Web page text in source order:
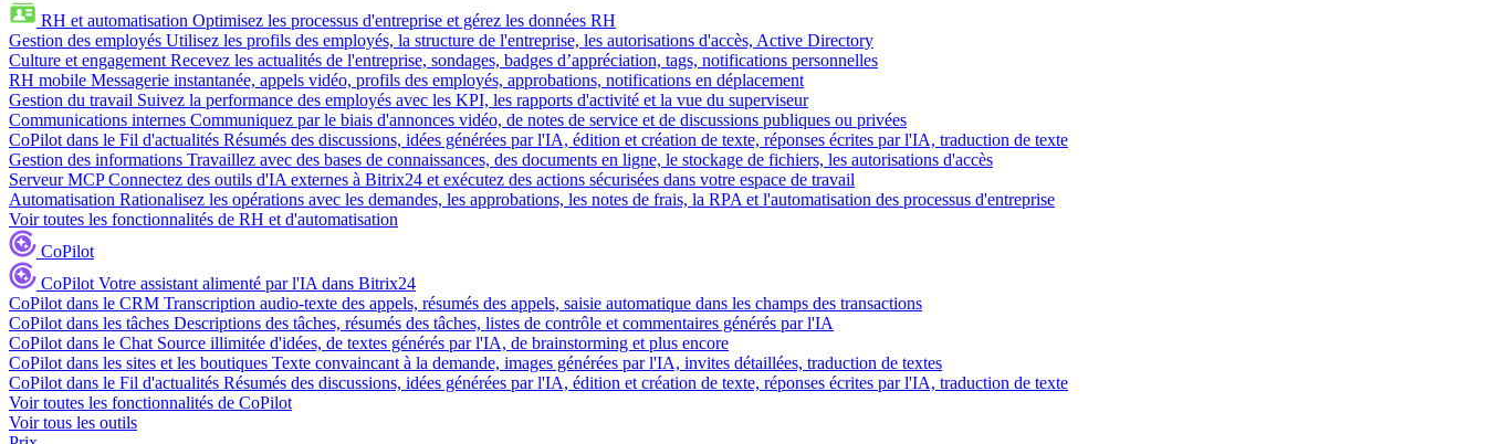
RH et automatisation Optimisez les processus d'entreprise et gérez les données RH
Gestion des employés Utilisez les profils des employés, la structure de l'entreprise, les autorisations d'accès, Active Directory
Culture et engagement Recevez les actualités de l'entreprise, sondages, badges d’appréciation, tags, notifications personnelles
RH mobile Messagerie instantanée, appels vidéo, profils des employés, approbations, notifications en déplacement
Gestion du travail Suivez la performance des employés avec les KPI, les rapports d'activité et la vue du superviseur
Communications internes Communiquez par le biais d'annonces vidéo, de notes de service et de discussions publiques ou privées
CoPilot dans le Fil d'actualités Résumés des discussions, idées générées par l'IA, édition et création de texte, réponses écrites par l'IA, traduction de texte
Gestion des informations Travaillez avec des bases de connaissances, des documents en ligne, le stockage de fichiers, les autorisations d'accès
Serveur MCP Connectez des outils d'IA externes à Bitrix24 et exécutez des actions sécurisées dans votre espace de travail
Automatisation Rationalisez les opérations avec les demandes, les approbations, les notes de frais, la RPA et l'automatisation des processus d'entreprise
Voir toutes les fonctionnalités de RH et d'automatisation
CoPilot
CoPilot Votre assistant alimenté par l'IA dans Bitrix24
CoPilot dans le CRM Transcription audio-texte des appels, résumés des appels, saisie automatique dans les champs des transactions
CoPilot dans les tâches Descriptions des tâches, résumés des tâches, listes de contrôle et commentaires générés par l'IA
CoPilot dans le Chat Source illimitée d'idées, de textes générés par l'IA, de brainstorming et plus encore
CoPilot dans les sites et les boutiques Texte convaincant à la demande, images générées par l'IA, invites détaillées, traduction de textes
CoPilot dans le Fil d'actualités Résumés des discussions, idées générées par l'IA, édition et création de texte, réponses écrites par l'IA, traduction de texte
Voir toutes les fonctionnalités de CoPilot
Voir tous les outils